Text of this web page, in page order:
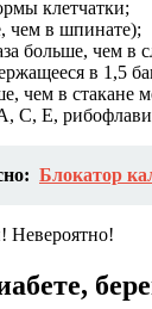
клетчатки;
чем в шпинате);
больше, чем в
в 1,5
чем в стакане
С, Е,
Блокатор
Невероятно!